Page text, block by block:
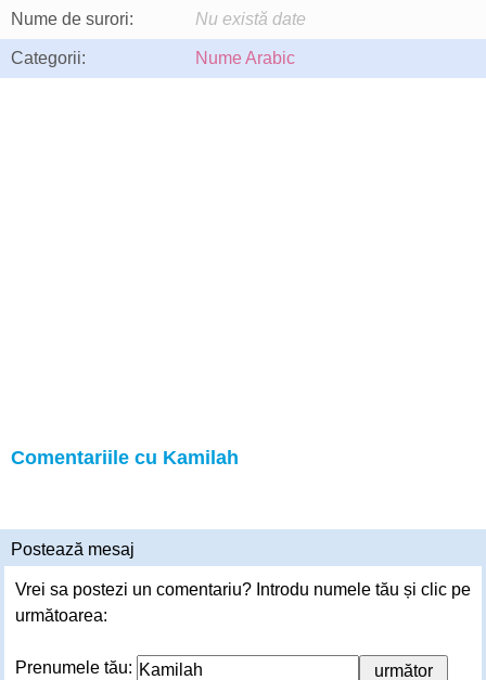
Nume de surori: Nu există date
Categorii: Nume Arabic
Comentariile cu Kamilah
Postează mesaj
Vrei sa postezi un comentariu? Introdu numele tău și clic pe
următoarea:
Prenumele tău: